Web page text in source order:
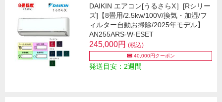
DAIKIN エアコン[うるさらX］[Rシリー
ズ]【8畳用/2.5kw/100V/換気・加湿/フ
ィルター自動お掃除/2025年モデル】
AN255ARS-W-ESET
245,000円 (税込)
40,000円クーポン
発送目安：2週間